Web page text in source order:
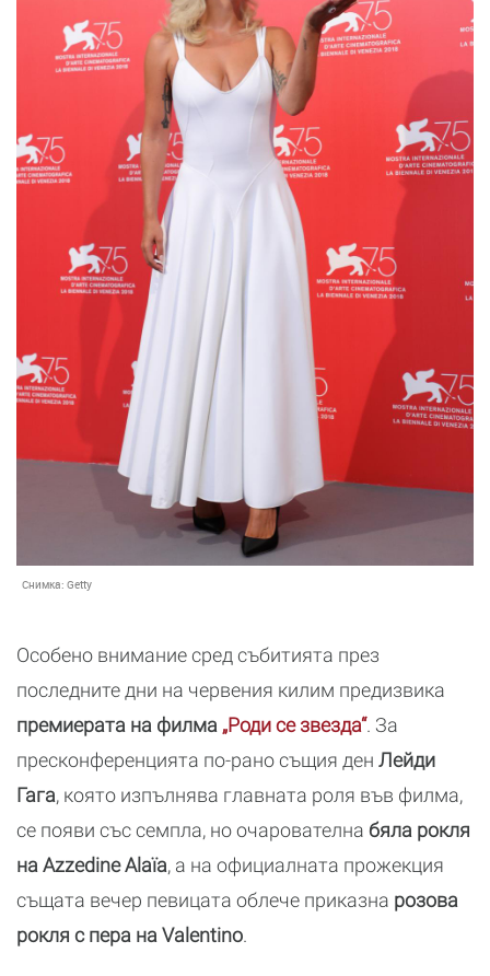
Снимка: Getty
Особено внимание сред събитията през
последните дни на червения килим предизвика
премиерата на филма „Роди се звезда“. За
пресконференцията по-рано същия ден Лейди
Гага, която изпълнява главната роля във филма,
се появи със семпла, но очарователна бяла рокля
на Azzedine Alaïa, а на официалната прожекция
същата вечер певицата облече приказна розова
рокля с пера на Valentino.